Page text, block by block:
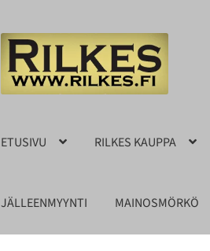
Siirry
navigointiin
Siirry
sisältöön
ETUSIVU RILKES KAUPPA
JÄLLEENMYYNTI MAINOSMÖRKÖ